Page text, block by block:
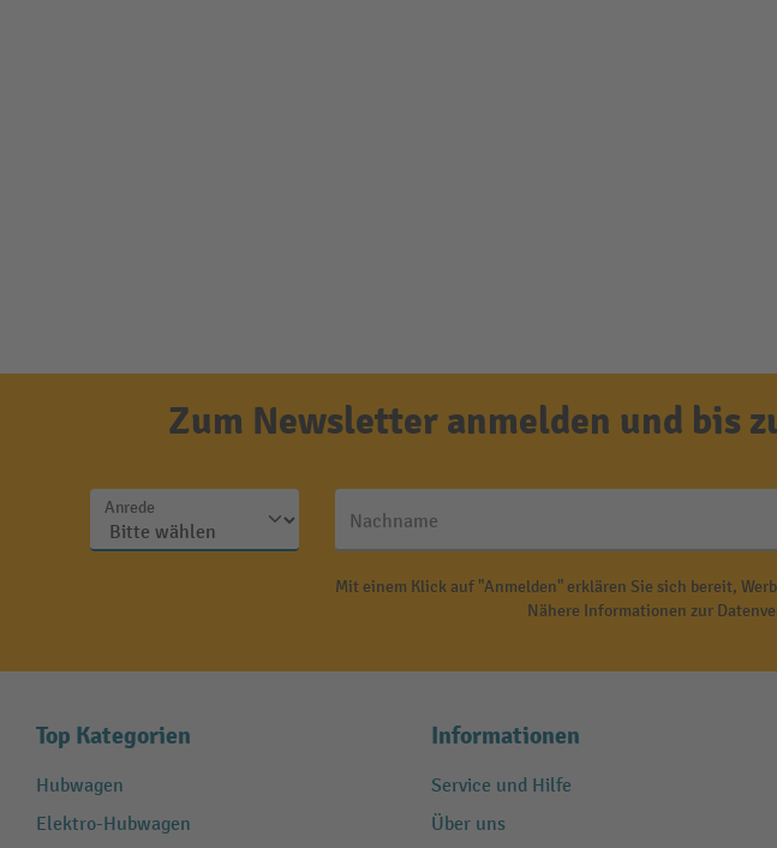
Zum Newsletter anmelden und bis
Anrede
Nachname
Mit einem Klick auf "Anmelden" erklären Sie sich bereit,
Nähere Informationen zur
Top Kategorien
Hubwagen
Elektro-Hubwagen
Informationen
Service und Hilfe
Über uns